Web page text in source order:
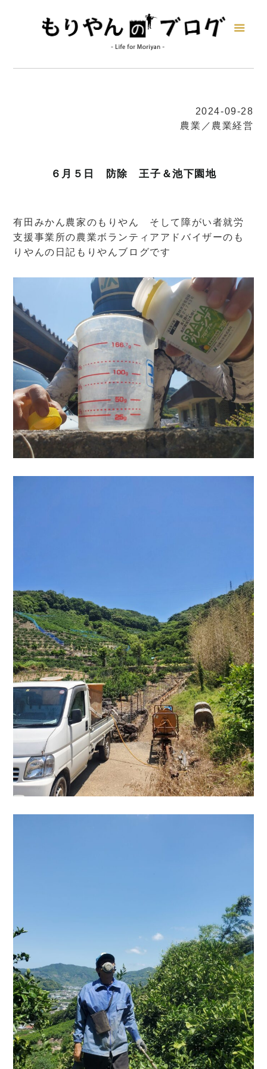
2024-09-28
農業／農業経営
６月５日 防除 王子＆池下園地
有田みかん農家のもりやん そして障がい者就労
支援事業所の農業ボランティアアドバイザーのも
りやんの日記もりやんブログです